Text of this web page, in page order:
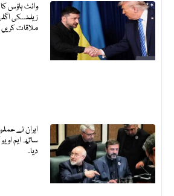
وائٹ ہاؤس
زیلنسکی
ملاقات
ایران نے
ساتھ ایم او
دیا۔